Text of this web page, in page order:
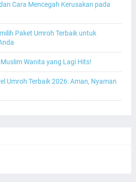
Cara Mencegah Kerusakan pada
Paket Umroh Terbaik untuk
Wanita yang Lagi Hits!
Umroh Terbaik 2026: Aman, Nyaman